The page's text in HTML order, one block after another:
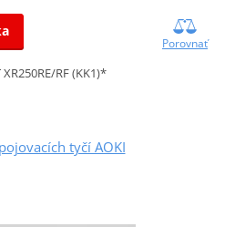
Porovnať
XR250RE/RF (KK1)*
tyčí AOKI